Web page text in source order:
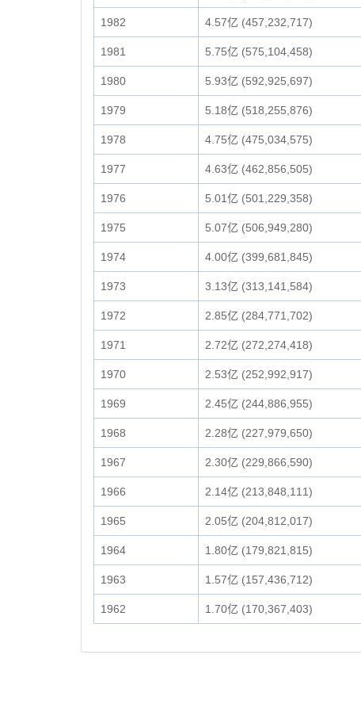
1982 4.57亿 (457,232,717)
1981 5.75亿 (575,104,458)
1980 5.93亿 (592,925,697)
1979 5.18亿 (518,255,876)
1978 4.75亿 (475,034,575)
1977 4.63亿 (462,856,505)
1976 5.01亿 (501,229,358)
1975 5.07亿 (506,949,280)
1974 4.00亿 (399,681,845)
1973 3.13亿 (313,141,584)
1972 2.85亿 (284,771,702)
1971 2.72亿 (272,274,418)
1970 2.53亿 (252,992,917)
1969 2.45亿 (244,886,955)
1968 2.28亿 (227,979,650)
1967 2.30亿 (229,866,590)
1966 2.14亿 (213,848,111)
1965 2.05亿 (204,812,017)
1964 1.80亿 (179,821,815)
1963 1.57亿 (157,436,712)
1962 1.70亿 (170,367,403)